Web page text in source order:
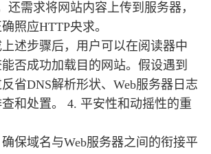
还需求将网站内容上传到服务器，
照应HTTP央求。
述步骤后，用户可以在阅读器中
否成功加载目的网站。假设遇到
省DNS解析形状、Web服务器日志
和处置。 4. 平安性和动摇性的重
保域名与Web服务器之间的衔接平